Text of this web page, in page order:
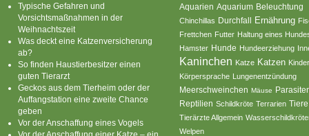
Typische Gefahren und
Vorsichtsmaßnahmen in der
Weihnachtszeit
Was deckt eine Katzenversicherung
ab?
So finden Haustierbesitzer einen
guten Tierarzt
Geckos aus dem Tierheim oder der
Auffangstation eine zweite Chance
geben
Vor der Anschaffung eines Vogels
Vor der Anschaffung einer Katze – ein
Aquarien Aquarium Beleuchtung
Chinchillas Durchfall Ernährung
Frettchen Futter Haltung eines
Hamster Hunde Hundeerziehung
Kaninchen Katze Katzen
Körpersprache Lungenentzündung
Meerschweinchen Mäuse
Reptilien Schildkröte Terrarien Tiere
Tierärzte Allgemein
Welpen